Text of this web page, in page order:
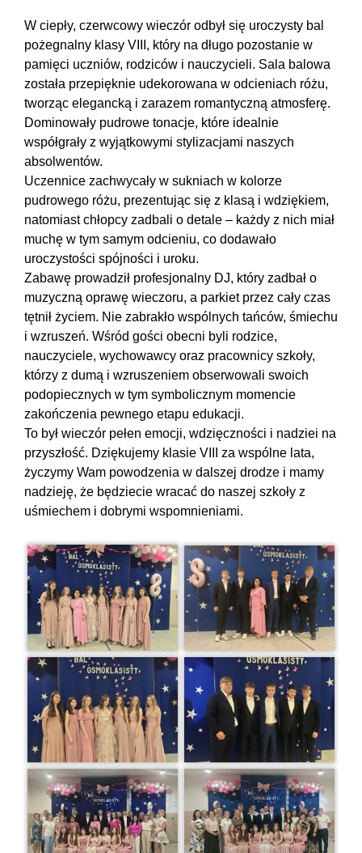
W ciepły, czerwcowy wieczór odbył się uroczysty bal
pożegnalny klasy VIII, który na długo pozostanie w
pamięci uczniów, rodziców i nauczycieli. Sala balowa
została przepięknie udekorowana w odcieniach różu,
tworząc elegancką i zarazem romantyczną atmosferę.
Dominowały pudrowe tonacje, które idealnie
współgrały z wyjątkowymi stylizacjami naszych
absolwentów.
Uczennice zachwycały w sukniach w kolorze
pudrowego różu, prezentując się z klasą i wdziękiem,
natomiast chłopcy zadbali o detale – każdy z nich miał
muchę w tym samym odcieniu, co dodawało
uroczystości spójności i uroku.
Zabawę prowadził profesjonalny DJ, który zadbał o
muzyczną oprawę wieczoru, a parkiet przez cały czas
tętnił życiem. Nie zabrakło wspólnych tańców, śmiechu
i wzruszeń. Wśród gości obecni byli rodzice,
nauczyciele, wychowawcy oraz pracownicy szkoły,
którzy z dumą i wzruszeniem obserwowali swoich
podopiecznych w tym symbolicznym momencie
zakończenia pewnego etapu edukacji.
To był wieczór pełen emocji, wdzięczności i nadziei na
przyszłość. Dziękujemy klasie VIII za wspólne lata,
życzymy Wam powodzenia w dalszej drodze i mamy
nadzieję, że będziecie wracać do naszej szkoły z
uśmiechem i dobrymi wspomnieniami.